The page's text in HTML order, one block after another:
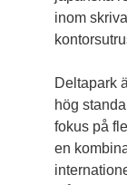
inom
Deltapark
hög
fokus på
en